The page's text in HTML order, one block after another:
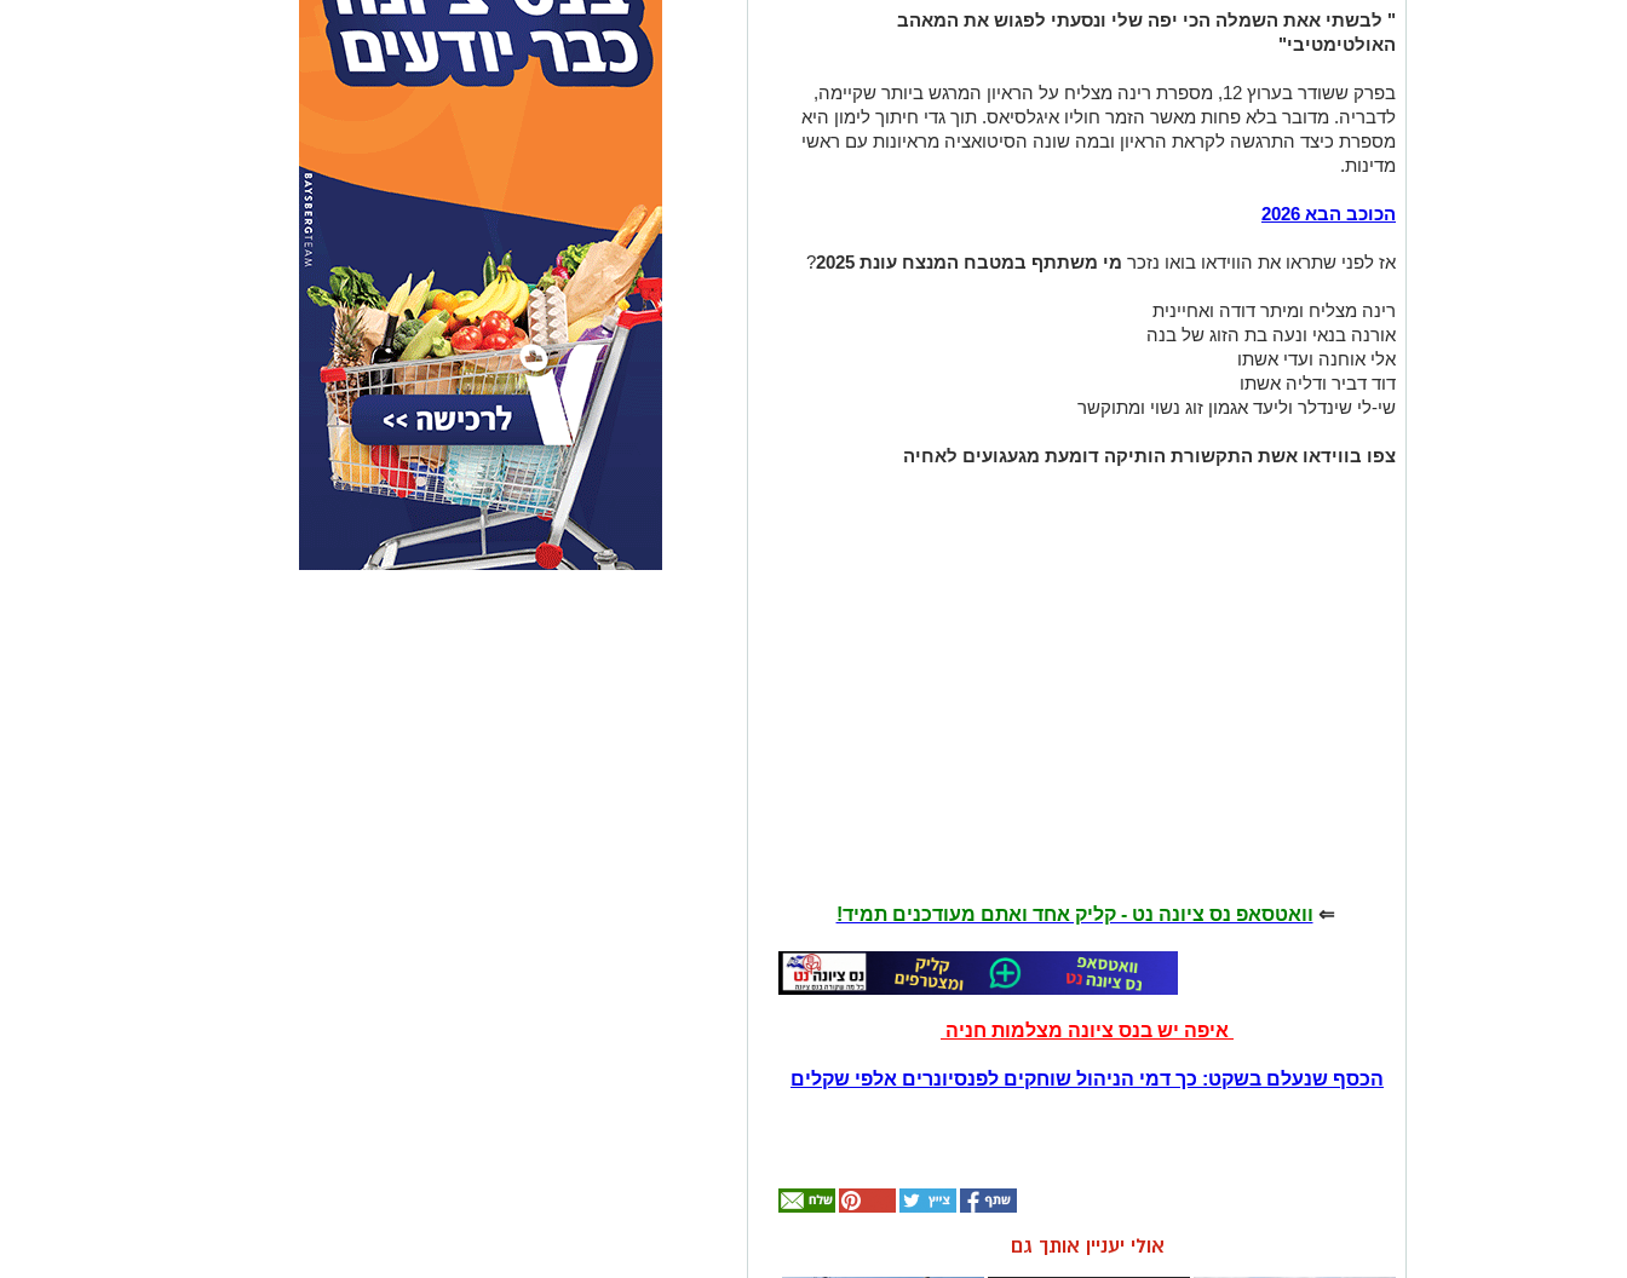
" לבשתי אאת השמלה הכי יפה שלי ונסעתי לפגוש את המאהב
האולטימטיבי"
בפרק ששודר בערוץ 12, מספרת רינה מצליח על הראיון המרגש ביותר שקיימה,
לדבריה. מדובר בלא פחות מאשר הזמר חוליו איגלסיאס. תוך גדי חיתוך לימון היא
מספרת כיצד התרגשה לקראת הראיון ובמה שונה הסיטואציה מראיונות עם ראשי
מדינות.
הכוכב הבא 2026
אז לפני שתראו את הווידאו בואו נזכר מי משתתף במטבח המנצח עונת 2025 ?
רינה מצליח ומיתר דודה ואחיינית
אורנה בנאי ונעה בת הזוג של בנה
אלי אוחנה ועדי אשתו
דוד דביר ודליה אשתו
שי-לי שינדלר וליעד אגמון זוג נשוי ומתוקשר
צפו בווידאו אשת התקשורת הותיקה דומעת מגעגועים לאחיה
⇐ וואטסאפ נס ציונה נט - קליק אחד ואתם מעודכנים תמיד!
איפה יש בנס ציונה מצלמות חניה
הכסף שנעלם בשקט: כך דמי הניהול שוחקים לפנסיונרים אלפי שקלים
אולי יעניין אותך גם